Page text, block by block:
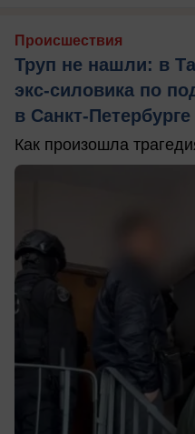
Происшествия
Труп не нашли: в
экс-силовика по
в Санкт-Петербурге
Как произошла